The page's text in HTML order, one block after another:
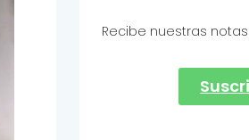
Recibe nuestras